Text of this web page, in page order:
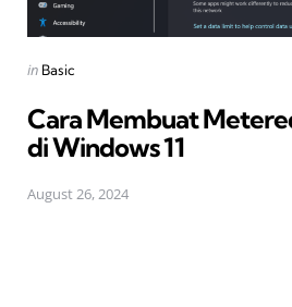
Posted
in Basic
Cara Membuat
di Windows 11
August 26, 2024